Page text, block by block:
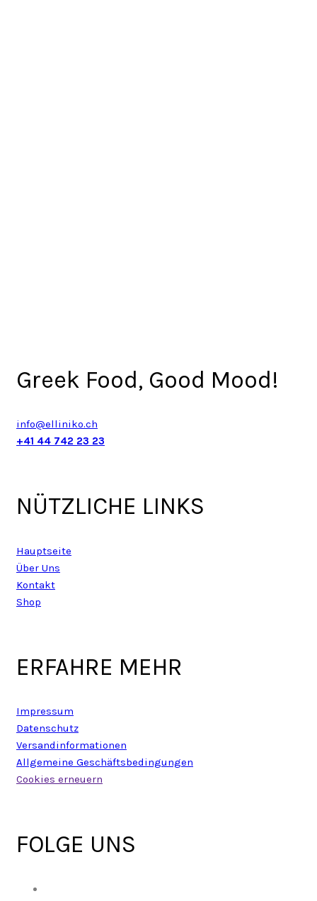
Greek Food, Good Mood!
info@elliniko.ch
+41 44 742 23 23
NÜTZLICHE LINKS
Hauptseite
Über Uns
Kontakt
Shop
ERFAHRE MEHR
Impressum
Datenschutz
Versandinformationen
Allgemeine Geschäftsbedingungen
Cookies erneuern
FOLGE UNS